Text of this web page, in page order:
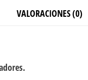
VALORACIONES (0)